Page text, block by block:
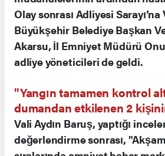
Olay sonrası Adliyesi
Büyükşehir Belediye Başkan
Akarsu, İl Emniyet Müdürü
adliye yöneticileri de geldi.
"Yangın tamamen kontrol
dumandan etkilenen 2
Vali Aydın Baruş, yaptığı
değerlendirme sonrası,